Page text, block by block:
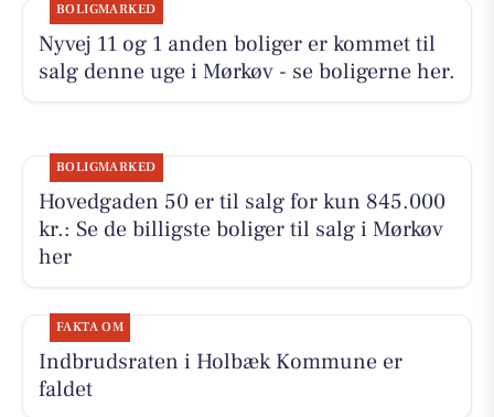
BOLIGMARKED
Nyvej 11 og 1 anden boliger er kommet til
salg denne uge i Mørkøv - se boligerne her.
BOLIGMARKED
Hovedgaden 50 er til salg for kun 845.000
kr.: Se de billigste boliger til salg i Mørkøv
her
FAKTA OM
Indbrudsraten i Holbæk Kommune er
faldet